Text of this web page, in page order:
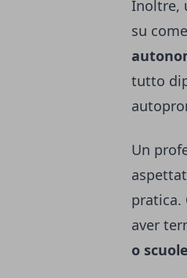
Inoltre,
su
tutto
Un
pratica.
aver
o